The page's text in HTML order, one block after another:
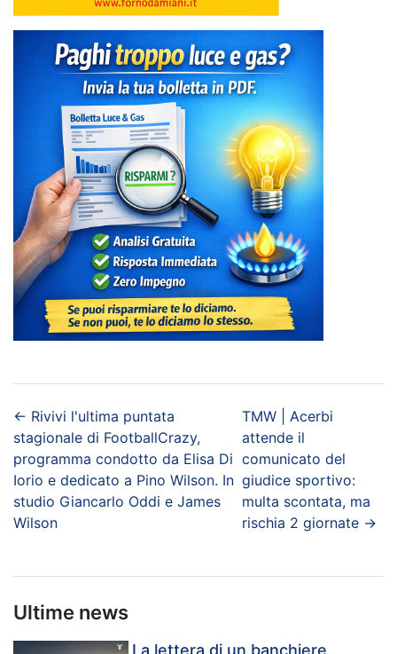
← Rivivi l'ultima puntata
stagionale di FootballCrazy,
programma condotto da Elisa Di
Iorio e dedicato a Pino Wilson. In
studio Giancarlo Oddi e James
Wilson
TMW | Acerbi
attende il
comunicato del
giudice sportivo:
multa scontata, ma
rischia 2 giornate →
Ultime news
La lettera di un banchiere